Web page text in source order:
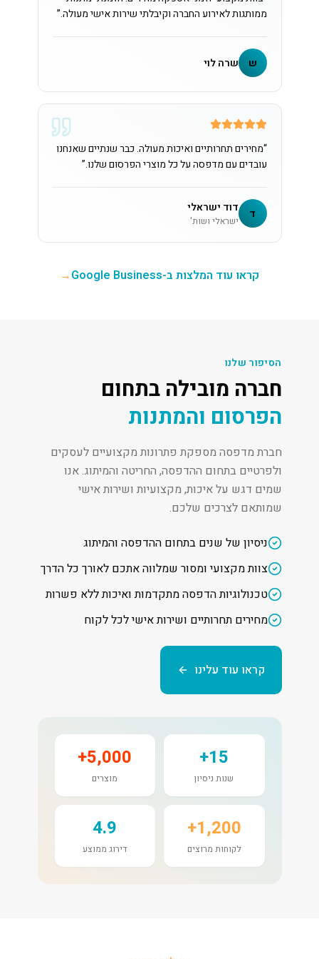
ממותגות לאירוע החברה וקיבלתי שירות אישי מעולה.”
ש שרה לוי
“מחירים תחרותיים ואיכות מעולה. כבר שנתיים שאנחנו
עובדים עם מדפסה על כל מוצרי הפרסום שלנו.”
ד דוד ישראלי
ישראלי ושות'
קראו עוד המלצות ב-Google Business →
הסיפור שלנו
חברה מובילה בתחום
הפרסום והמתנות
חברת מדפסה מספקת פתרונות מקצועיים לעסקים
ולפרטיים בתחום ההדפסה, החריטה והמיתוג. אנו
שמים דגש על איכות, מקצועיות ושירות אישי
שמותאם לצרכים שלכם.
ניסיון של שנים בתחום ההדפסה והמיתוג
צוות מקצועי ומסור שמלווה אתכם לאורך כל הדרך
טכנולוגיות הדפסה מתקדמות ואיכות ללא פשרות
מחירים תחרותיים ושירות אישי לכל לקוח
קראו עוד עלינו
15+
שנות ניסיון
5,000+
מוצרים
1,200+
לקוחות מרוצים
4.9
דירוג ממוצע